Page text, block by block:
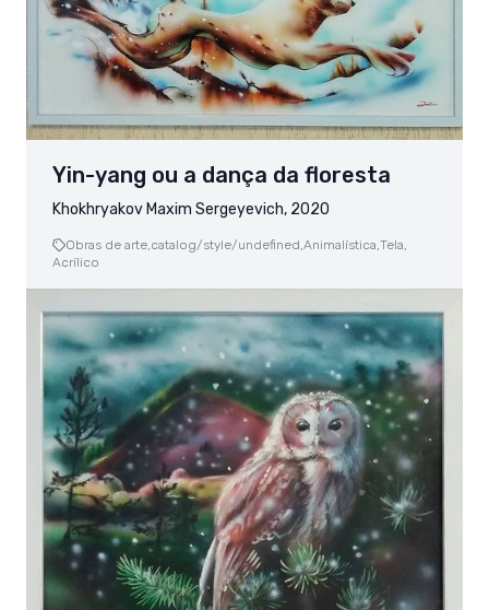
Yin-yang ou a dança da floresta
Khokhryakov Maxim Sergeyevich, 2020
Obras de arte,catalog/style/undefined,Animalística,Tela,
Acrílico